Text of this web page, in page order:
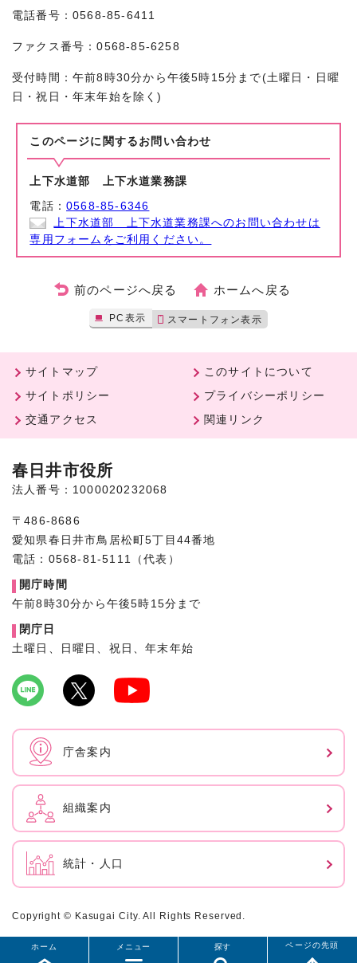
電話番号：0568-85-6411
ファクス番号：0568-85-6258
受付時間：午前8時30分から午後5時15分まで(土曜日・日曜
日・祝日・年末年始を除く)
このページに関する お問い合わせ
上下水道部 上下水道業務課
電話：0568-85-6346
上下水道部 上下水道業務課へのお問い合わせは
専用フォームをご利用ください。
前のページへ戻る ホームへ戻る
PC表示 スマートフォン表示
メニュー
ホーム 探す ページの先頭
サイトマップ
このサイトについて
サイトポリシー
プライバシーポリシー
交通アクセス
関連リンク
春日井市役所
法人番号：1000020232068
〒486-8686
愛知県春日井市鳥居松町5丁目44番地
電話：0568-81-5111（代表）
開庁時間
午前8時30分から午後5時15分まで
閉庁日
土曜日、日曜日、祝日、年末年始
庁舎案内
組織案内
統計・人口
Copyright © Kasugai City. All Rights Reserved.